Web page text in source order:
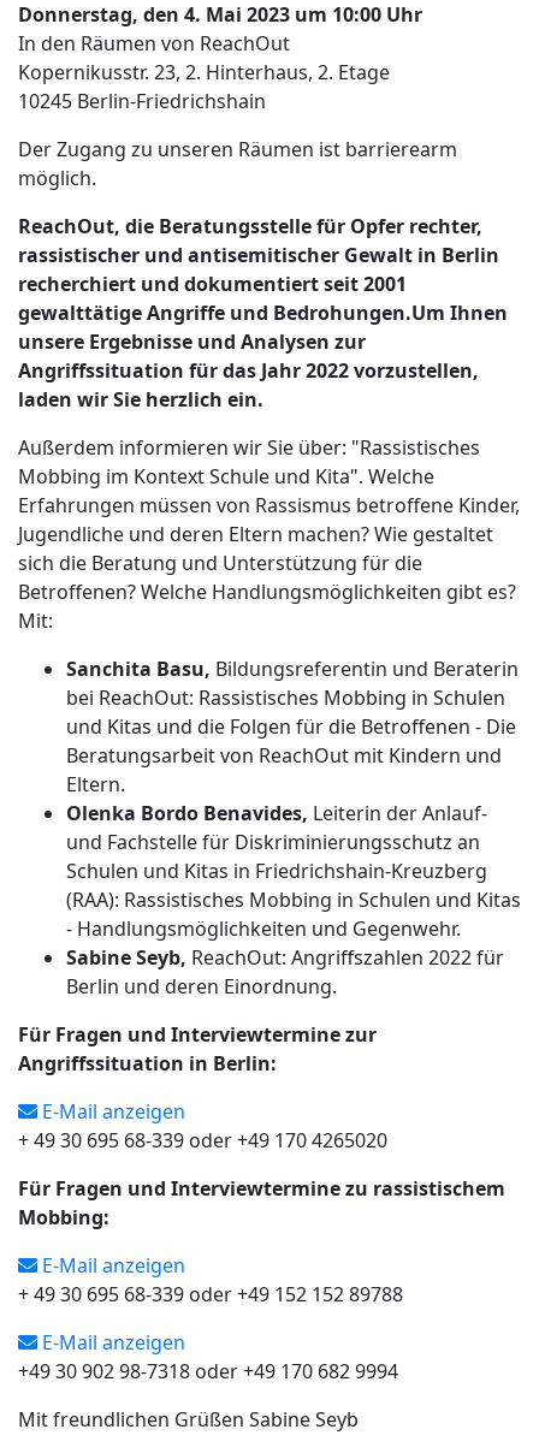
Donnerstag, den 4. Mai 2023 um 10:00 Uhr
In den Räumen von ReachOut
Kopernikusstr. 23, 2. Hinterhaus, 2. Etage
10245 Berlin-Friedrichshain
Der Zugang zu unseren Räumen ist barrierearm
möglich.
ReachOut, die Beratungsstelle für Opfer rechter,
rassistischer und antisemitischer Gewalt in Berlin
recherchiert und dokumentiert seit 2001
gewalttätige Angriffe und Bedrohungen.Um Ihnen
unsere Ergebnisse und Analysen zur
Angriffssituation für das Jahr 2022 vorzustellen,
laden wir Sie herzlich ein.
Außerdem informieren wir Sie über: "Rassistisches
Mobbing im Kontext Schule und Kita". Welche
Erfahrungen müssen von Rassismus betroffene Kinder,
Jugendliche und deren Eltern machen? Wie gestaltet
sich die Beratung und Unterstützung für die
Betroffenen? Welche Handlungsmöglichkeiten gibt es?
Mit:
Sanchita Basu, Bildungsreferentin und Beraterin
bei ReachOut: Rassistisches Mobbing in Schulen
und Kitas und die Folgen für die Betroffenen - Die
Beratungsarbeit von ReachOut mit Kindern und
Eltern.
Olenka Bordo Benavides, Leiterin der Anlauf-
und Fachstelle für Diskriminierungsschutz an
Schulen und Kitas in Friedrichshain-Kreuzberg
(RAA): Rassistisches Mobbing in Schulen und Kitas
- Handlungsmöglichkeiten und Gegenwehr.
Sabine Seyb, ReachOut: Angriffszahlen 2022 für
Berlin und deren Einordnung.
Für Fragen und Interviewtermine zur
Angriffssituation in Berlin:
E-Mail anzeigen
+ 49 30 695 68-339 oder +49 170 4265020
Für Fragen und Interviewtermine zu rassistischem
Mobbing:
E-Mail anzeigen
+ 49 30 695 68-339 oder +49 152 152 89788
E-Mail anzeigen
+49 30 902 98-7318 oder +49 170 682 9994
Mit freundlichen Grüßen Sabine Seyb